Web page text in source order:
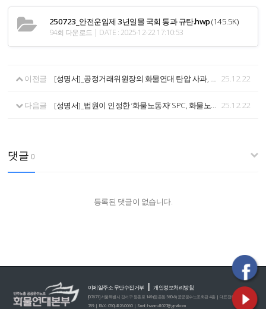
250723_안전운임제 3년일몰 국회 통과 규탄.hwp(145.5K)
94회 다운로드 | DATE : 2025-12-22 17:10:53
이전글 [성명서]_공정거래위원장의 화물연대 탄압 사과, 국회가 공정거래법 개정으로 완성하라. 25.12.22
다음글 [성명서]_법원이 인정한 ‘화물노동자’ SPC, 화물노동자와 교섭합시다! 25.12.22
댓글 0
등록된 댓글이 없습니다.
이메일주소 무단수집거부|개인정보처리방침
[07671] 서울특별시 강서구 등촌로 149 (등촌동 560-6) 공공운수노조회관 4층 | 대표전화 : 02)2635-0
789 | FAX : 050)4926-0060 | E-mail : hwamul1027@gmail.com